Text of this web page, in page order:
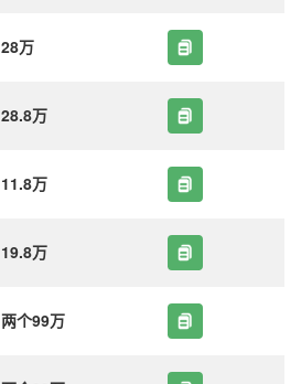
28万
28.8万
11.8万
19.8万
两个99万